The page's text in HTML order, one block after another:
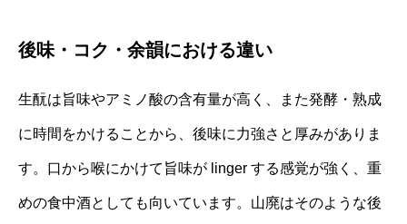
後味・コク・余韻における違い
生酛は旨味やアミノ酸の含有量が高く、また発酵・熟成
に時間をかけることから、後味に力強さと厚みがありま
す。口から喉にかけて旨味が linger する感覚が強く、重
めの食中酒としても向いています。山廃はそのような後